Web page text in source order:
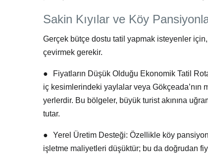
Sakin Kıyılar ve Köy
Gerçek bütçe dostu tatil yapmak isteyenler
çevirmek gerekir.
● Fiyatların Düşük Olduğu Ekonomik Tatil
iç kesimlerindeki yaylalar veya Gökçeada’nın
yerlerdir. Bu bölgeler, büyük turist akınına
tutar.
● Yerel Üretim Desteği: Özellikle köy
işletme maliyetleri düşüktür; bu da doğrudan